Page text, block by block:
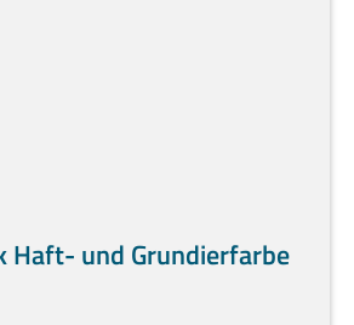
Haft- und Grundierfarbe